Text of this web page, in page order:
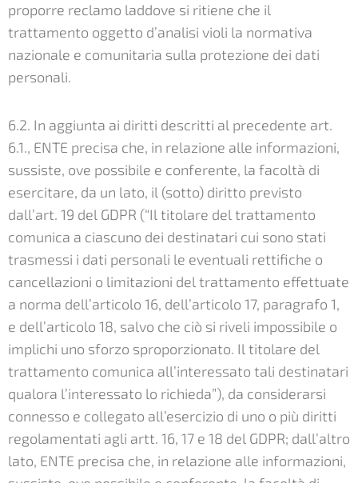
proporre reclamo laddove si ritiene che il
trattamento oggetto d’analisi violi la normativa
nazionale e comunitaria sulla protezione dei dati
personali.
6.2. In aggiunta ai diritti descritti al precedente art.
6.1., ENTE precisa che, in relazione alle informazioni,
sussiste, ove possibile e conferente, la facoltà di
esercitare, da un lato, il (sotto) diritto previsto
dall’art. 19 del GDPR (“Il titolare del trattamento
comunica a ciascuno dei destinatari cui sono stati
trasmessi i dati personali le eventuali rettifiche o
cancellazioni o limitazioni del trattamento effettuate
a norma dell’articolo 16, dell’articolo 17, paragrafo 1,
e dell’articolo 18, salvo che ciò si riveli impossibile o
implichi uno sforzo sproporzionato. Il titolare del
trattamento comunica all’interessato tali destinatari
qualora l’interessato lo richieda”), da considerarsi
connesso e collegato all’esercizio di uno o più diritti
regolamentati agli artt. 16, 17 e 18 del GDPR; dall’altro
lato, ENTE precisa che, in relazione alle informazioni,